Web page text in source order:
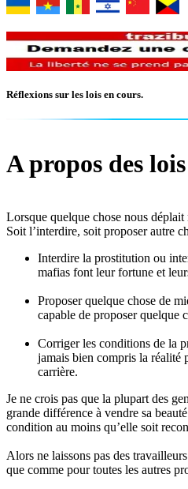
Réflexions sur les lois en cours.
A propos des
Lorsque quelque chose nous
Soit l’interdire, soit proposer autre
Interdire la prostitution ou
mafias font leur fortune et
Proposer quelque chose de
capable de proposer quelque
Corriger les conditions de la
jamais bien compris la réalité
carrière.
Je ne crois pas que la plupart des
grande différence à vendre sa
condition au moins qu’elle soit
Alors ne laissons pas des
que comme pour toutes les autres